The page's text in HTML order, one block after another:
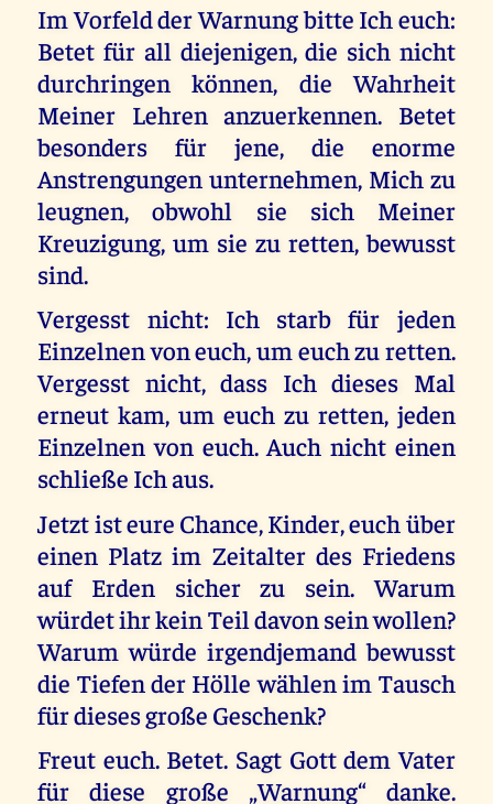
Im Vorfeld der Warnung bitte Ich euch:
Betet für all diejenigen, die sich nicht
durchringen können, die Wahrheit
Meiner Lehren anzuerkennen. Betet
besonders für jene, die enorme
Anstrengungen unternehmen, Mich zu
leugnen, obwohl sie sich Meiner
Kreuzigung, um sie zu retten, bewusst
sind.
Vergesst nicht: Ich starb für jeden
Einzelnen von euch, um euch zu retten.
Vergesst nicht, dass Ich dieses Mal
erneut kam, um euch zu retten, jeden
Einzelnen von euch. Auch nicht einen
schließe Ich aus.
Jetzt ist eure Chance, Kinder, euch über
einen Platz im Zeitalter des Friedens
auf Erden sicher zu sein. Warum
würdet ihr kein Teil davon sein wollen?
Warum würde irgendjemand bewusst
die Tiefen der Hölle wählen im Tausch
für dieses große Geschenk?
Freut euch. Betet. Sagt Gott dem Vater
für diese große „Warnung“ danke.